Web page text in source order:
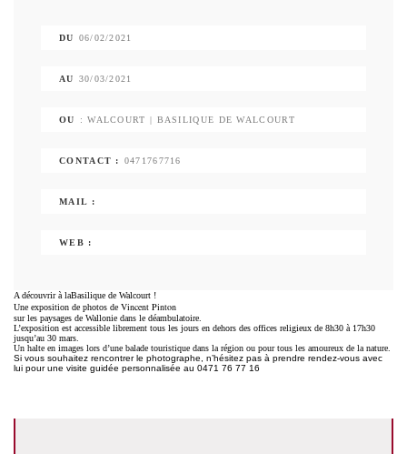
DU 06/02/2021
AU 30/03/2021
OU : WALCOURT | BASILIQUE DE WALCOURT
CONTACT : 0471767716
MAIL :
WEB :
A découvrir à laBasilique de Walcourt !
Une exposition de photos de Vincent Pinton
sur les paysages de Wallonie dans le déambulatoire.
L’exposition est accessible librement tous les jours en dehors des offices religieux de 8h30 à 17h30
jusqu’au 30 mars.
Un halte en images lors d’une balade touristique dans la région ou pour tous les amoureux de la nature.
Si vous souhaitez rencontrer le photographe, n’hésitez pas à prendre rendez-vous avec
lui pour une visite guidée personnalisée au 0471 76 77 16